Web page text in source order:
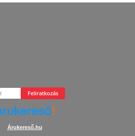
Feliratkozás
Árukereső.hu